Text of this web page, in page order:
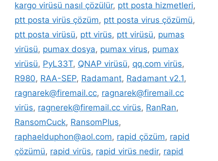
kargo virüsü nasıl çözülür, ptt posta hizmetleri,
ptt posta virüs çözüm, ptt posta virus çözümü,
ptt posta virüsü, ptt virüs, ptt virüsü, pumas
virüsü, pumax dosya, pumax virus, pumax
virüsü, PyL33T, QNAP virüsü, qq.com virüs,
R980, RAA-SEP, Radamant, Radamant v2.1,
ragnarek@firemail.cc, ragnarek@firemail.cc
virüs, ragnerek@firemail.cc virüs, RanRan,
RansomCuck, RansomPlus,
raphaelduphon@aol.com, rapid çözüm, rapid
çözümü, rapid virüs, rapid virüs nedir, rapid